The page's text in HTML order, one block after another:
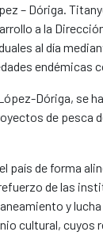
– Dóriga.
a la
al día
endémicas
Dóriga, se
de pesca
país de forma
de las
y
cultural, cuyos